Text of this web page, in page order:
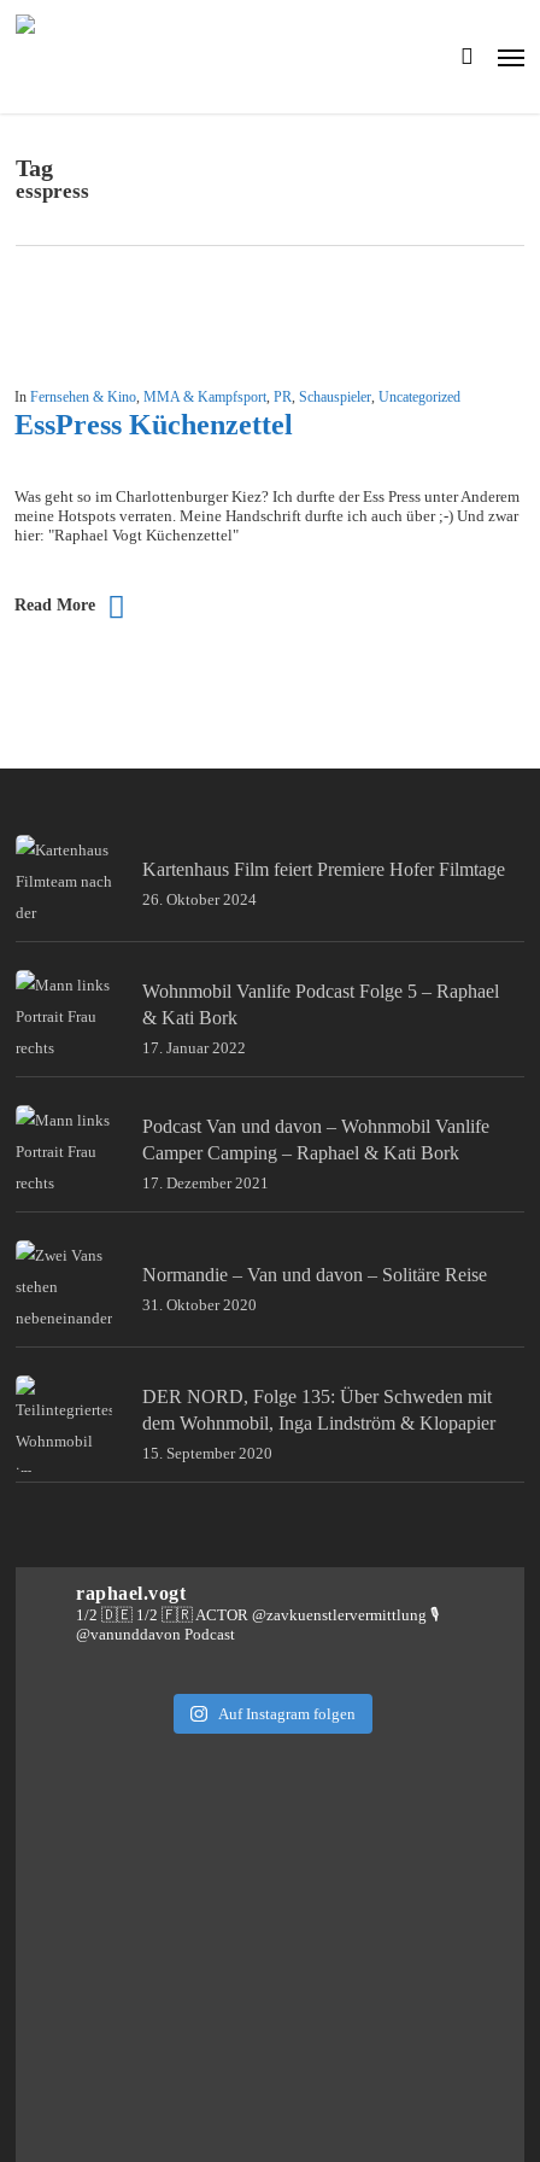
search
Tag
esspress
InFernsehen & Kino,MMA & Kampfsport,PR,Schauspieler,Uncategorized
EssPress Küchenzettel
Was geht so im Charlottenburger Kiez? Ich durfte der Ess Press unter Anderem
meine Hotspots verraten. Meine Handschrift durfte ich auch über ;-) Und zwar
hier: "Raphael Vogt Küchenzettel"
Read More
Kartenhaus Film feiert Premiere Hofer Filmtage
26. Oktober 2024
Wohnmobil Vanlife Podcast Folge 5 – Raphael
& Kati Bork
17. Januar 2022
Podcast Van und davon – Wohnmobil Vanlife
Camper Camping – Raphael & Kati Bork
17. Dezember 2021
Normandie – Van und davon – Solitäre Reise
31. Oktober 2020
DER NORD, Folge 135: Über Schweden mit
dem Wohnmobil, Inga Lindström & Klopapier
15. September 2020
raphael.vogt
1/2 🇩🇪 1/2 🇫🇷 ACTOR @zavkuenstlervermittlung🎙️
@vanunddavon Podcast
Auf Instagram folgen